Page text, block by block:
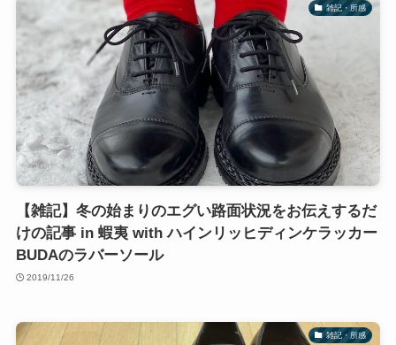
雑記・所感
【雑記】冬の始まりのエグい路面状況をお伝えするだ
けの記事 in 蝦夷 with ハインリッヒディンケラッカー
BUDAのラバーソール
2019/11/26
雑記・所感